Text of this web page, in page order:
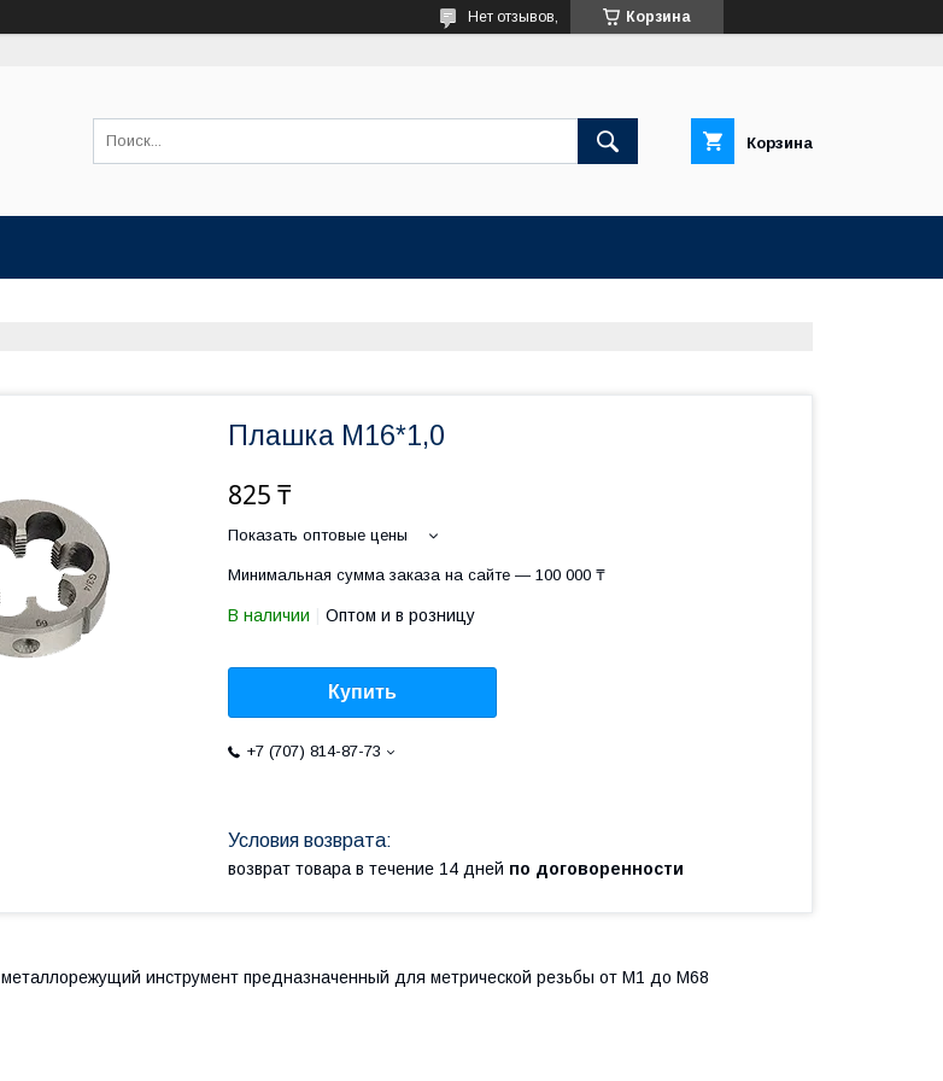
Корзина
Нет отзывов,
Корзина
Плашка М16*1,0
825 ₸
Показать оптовые цены
Минимальная сумма заказа на сайте — 100 000 ₸
В наличии Оптом и в розницу
Купить
+7 (707) 814-87-73
возврат товара в течение 14 дней по договоренности
металлорежущий инструмент предназначенный для метрической резьбы от М1 до М68